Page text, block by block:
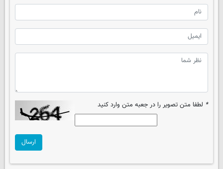
* لطفا متن تصویر را در جعبه متن وارد کنید
ارسال